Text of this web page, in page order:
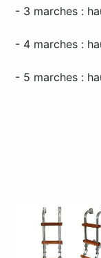
- 3 marches :
- 4 marches :
- 5 marches :